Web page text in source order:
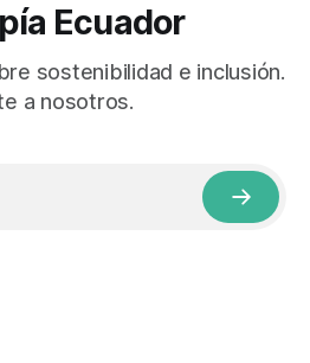
Ecuador
sostenibilidad e inclusión.
a nosotros.